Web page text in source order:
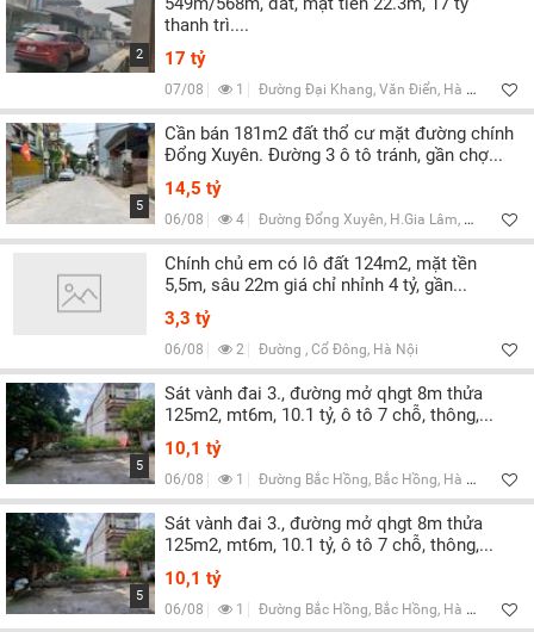
2
thanh trì....
17 tỷ
07/08 1 Đường Đại Khang, Văn Điển, Hà Nội
5
Cần bán 181m2 đất thổ cư mặt đường chính
Đổng Xuyên. Đường 3 ô tô tránh, gần chợ...
14,5 tỷ
06/08 4 Đường Đổng Xuyên, H.Gia Lâm, Hà Nội
Chính chủ em có lô đất 124m2, mặt tền
5,5m, sâu 22m giá chỉ nhỉnh 4 tỷ, gần...
3,3 tỷ
06/08 2 Đường , Cổ Đông, Hà Nội
5
Sát vành đai 3., đường mở qhgt 8m thửa
125m2, mt6m, 10.1 tỷ, ô tô 7 chỗ, thông,...
10,1 tỷ
06/08 1 Đường Bắc Hồng, Bắc Hồng, Hà Nội
5
Sát vành đai 3., đường mở qhgt 8m thửa
125m2, mt6m, 10.1 tỷ, ô tô 7 chỗ, thông,...
10,1 tỷ
06/08 1 Đường Bắc Hồng, Bắc Hồng, Hà Nội